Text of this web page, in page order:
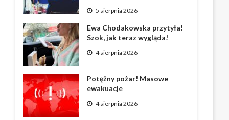
5 sierpnia 2026
Ewa Chodakowska przytyła!
Szok, jak teraz wygląda!
4 sierpnia 2026
Potężny pożar! Masowe
ewakuacje
4 sierpnia 2026